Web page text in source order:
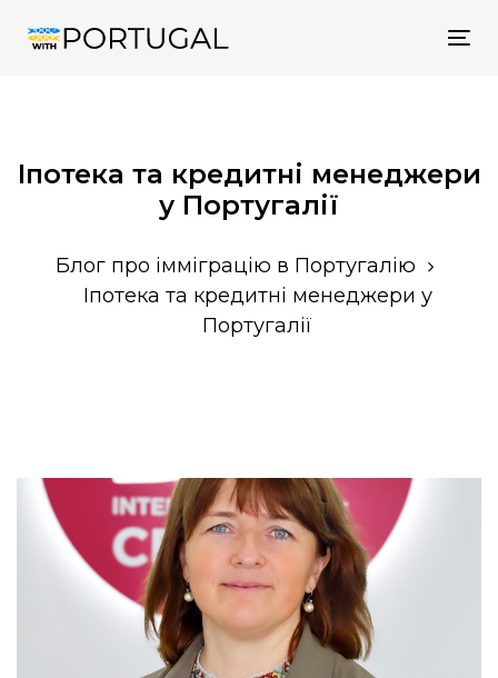
Іпотека та кредитні менеджери
у Португалії
Блог про імміграцію в Португалію
Іпотека та кредитні менеджери у
Португалії